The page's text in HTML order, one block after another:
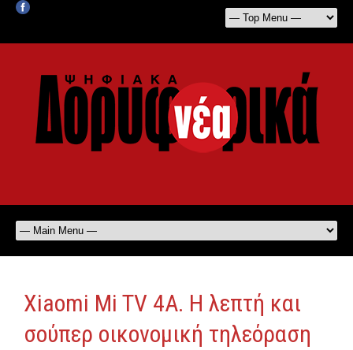
Xiaomi Mi TV 4A. Η λεπτή και
σούπερ οικονομική τηλεόραση